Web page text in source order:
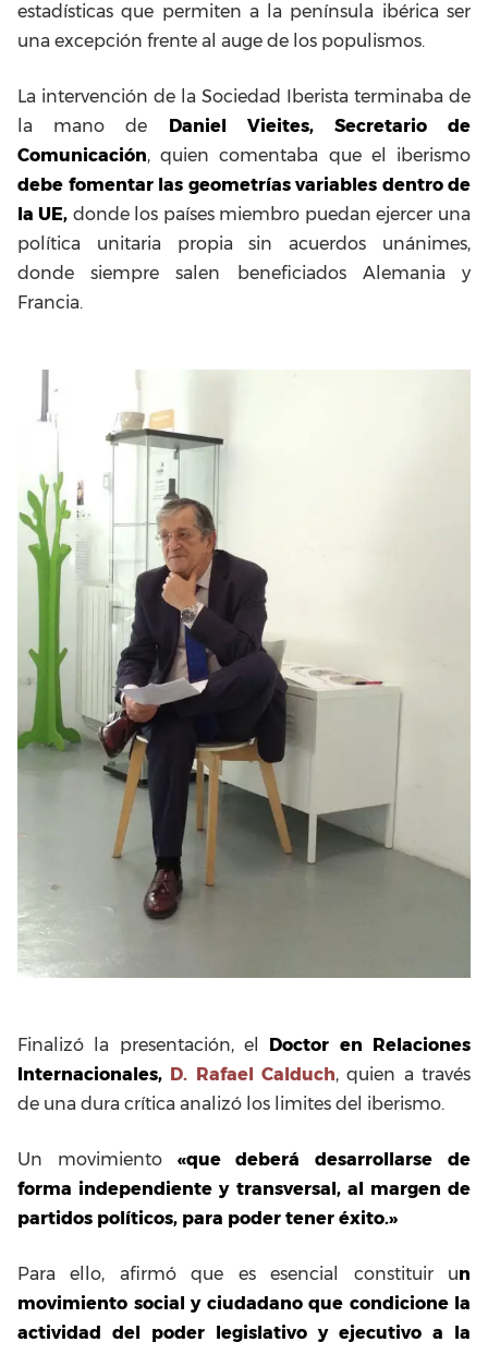
estadísticas que permiten a la península ibérica ser
una excepción frente al auge de los populismos.
La intervención de la Sociedad Iberista terminaba de
la mano de
Daniel Vieites, Secretario de
Comunicación, quien comentaba que el iberismo
debe fomentar las geometrías variables dentro de
la UE, donde los países miembro puedan ejercer una
política unitaria propia sin acuerdos unánimes,
donde siempre salen beneficiados Alemania y
Francia.
Finalizó la presentación, el
Doctor en Relaciones
Internacionales, D. Rafael Calduch, quien a través
de una dura crítica analizó los limites del iberismo.
Un movimiento «que deberá desarrollarse de
forma independiente y transversal, al margen de
partidos políticos, para poder tener éxito.»
Para ello, afirmó que es esencial constituir un
movimiento social y ciudadano que condicione la
actividad del poder legislativo y ejecutivo a la